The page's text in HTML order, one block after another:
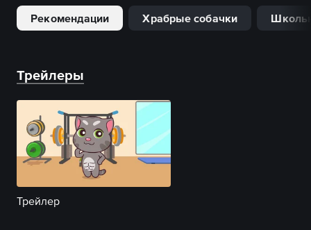
Рекомендации Храбрые собачки
Трейлеры
Трейлер